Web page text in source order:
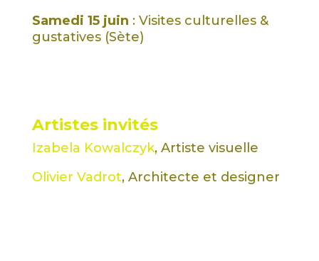
Samedi 15 juin : Visites culturelles &
gustatives (Sète)
Artistes invités
Izabela Kowalczyk, Artiste visuelle
Olivier Vadrot, Architecte et designer